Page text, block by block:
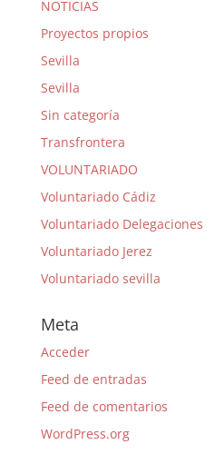
NOTICIAS
Proyectos propios
Sevilla
Sevilla
Sin categoría
Transfrontera
VOLUNTARIADO
Voluntariado Cádiz
Voluntariado Delegaciones
Voluntariado Jerez
Voluntariado sevilla
Meta
Acceder
Feed de entradas
Feed de comentarios
WordPress.org